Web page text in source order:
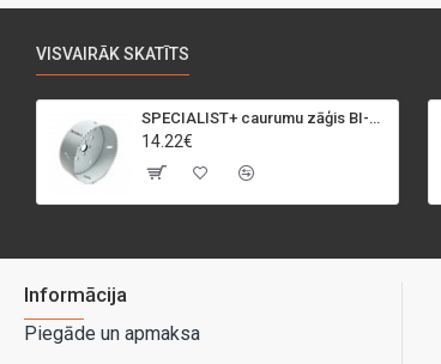
VISVAIRĀK SKATĪTS
SPECIALIST+ caurumu zāģis BI-METAL, 95 mm
14.22€
Informācija
Piegāde un apmaksa